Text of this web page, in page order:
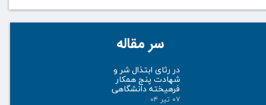
سر مقاله
در رثای ابتذال شر و
شهادت پنج همکار
فرهیخته دانشگاهی
۰۷ تیر ۰۴